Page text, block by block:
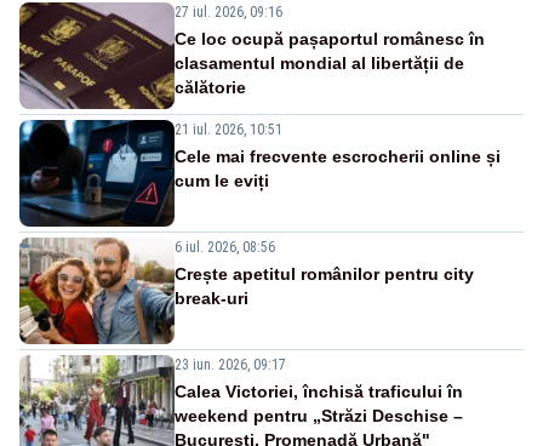
27 iul. 2026, 09:16
Ce loc ocupă pașaportul românesc în
clasamentul mondial al libertății de
călătorie
21 iul. 2026, 10:51
Cele mai frecvente escrocherii online și
cum le eviți
6 iul. 2026, 08:56
Crește apetitul românilor pentru city
break-uri
23 iun. 2026, 09:17
Calea Victoriei, închisă traficului în
weekend pentru „Străzi Deschise –
București, Promenadă Urbană"